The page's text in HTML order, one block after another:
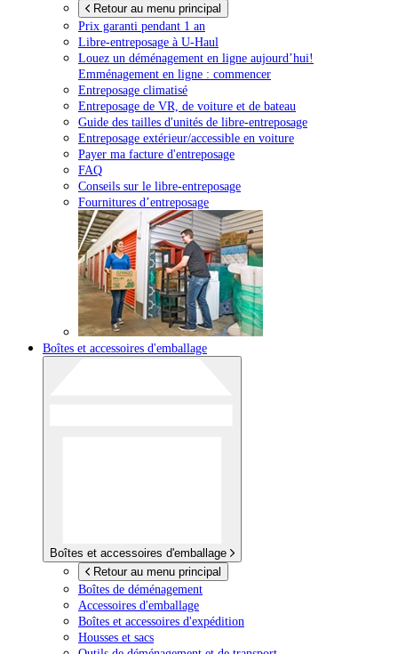
Retour au menu principal
Prix garanti pendant 1 an
Libre-entreposage à U-Haul
Louez un déménagement en ligne aujourd’hui!
Emménagement en ligne : commencer
Entreposage climatisé
Entreposage de VR, de voiture et de bateau
Guide des tailles d'unités de libre-entreposage
Entreposage extérieur/accessible en voiture
Payer ma facture d'entreposage
FAQ
Conseils sur le libre-entreposage
Fournitures d’entreposage
Boîtes et accessoires d'emballage
Boîtes et accessoires d'emballage
Retour au menu principal
Boîtes de déménagement
Accessoires d'emballage
Boîtes et accessoires d'expédition
Housses et sacs